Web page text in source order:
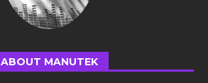
ABOUT MANUTEK